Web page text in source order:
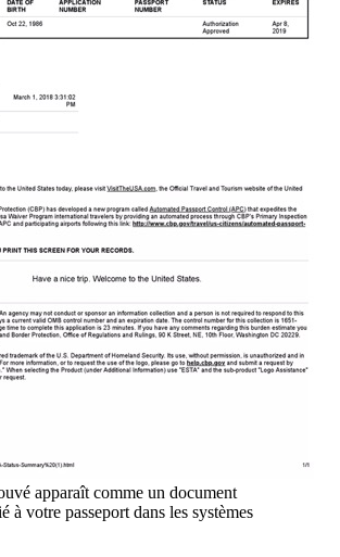
apparaît comme un document
à votre passeport dans les systèmes